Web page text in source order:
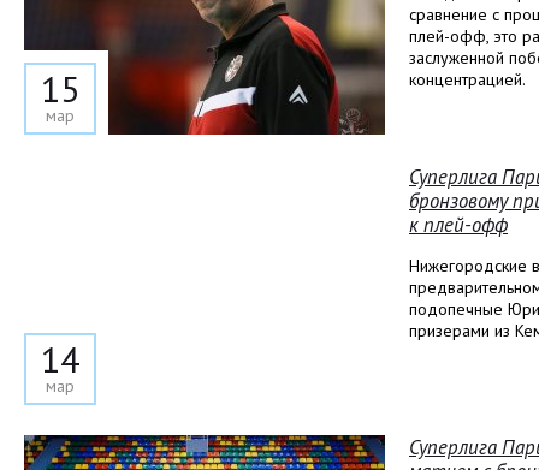
15
мар
сравнение с
плей-офф, это
заслуженной
концентрацией.
14
мар
Суперлига
бронзовому
к плей-офф
Нижегородские
подопечные
призерами из
Суперлига